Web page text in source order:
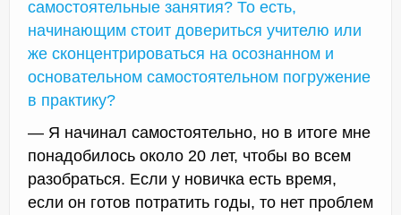
самостоятельные занятия? То есть,
начинающим стоит довериться учителю или
же сконцентрироваться на осознанном и
основательном самостоятельном погружение
в практику?
— Я начинал самостоятельно, но в итоге мне
понадобилось около 20 лет, чтобы во всем
разобраться. Если у новичка есть время,
если он готов потратить годы, то нет проблем